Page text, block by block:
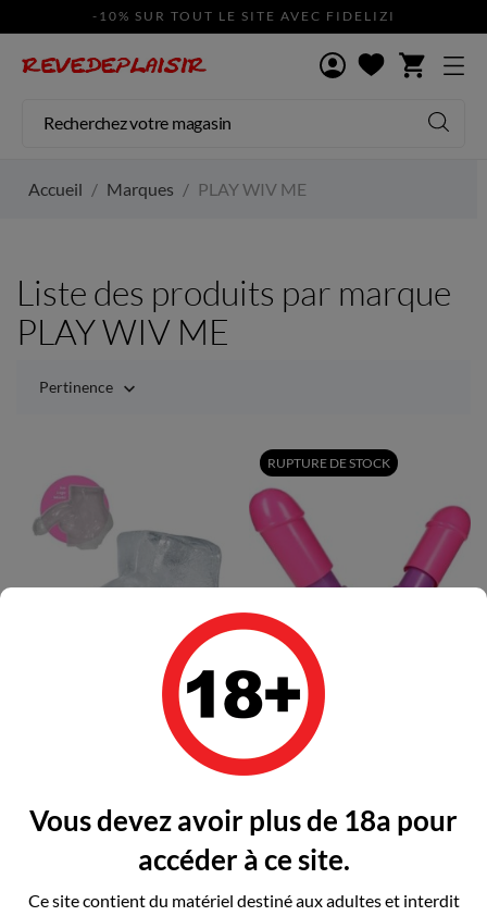
Vous devez avoir plus de 18a pour
accéder à ce site.
Ce site contient du matériel destiné aux adultes et interdit
-10% SUR TOUT LE SITE AVEC FIDELIZI
shopping_cart
Accueil Marques PLAY WIV ME
Liste des produits par marque
PLAY WIV ME
Pertinence 
PLAY WIV ME - HUGE
Prix
44,59 €
Ajouter au panier
PLAY WIV ME - CUM FACE...
RUPTURE DE STOCK